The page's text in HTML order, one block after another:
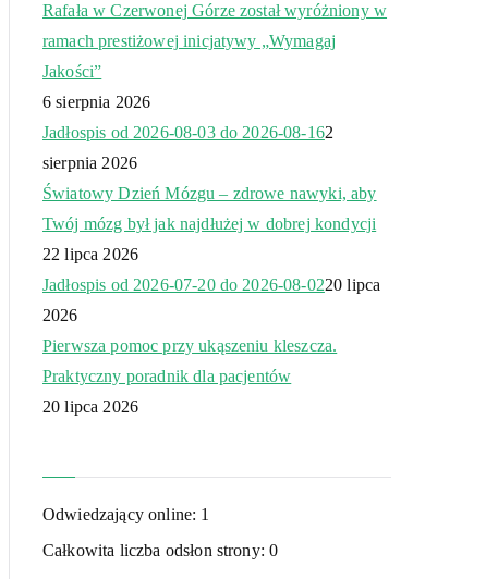
Rafała w Czerwonej Górze został wyróżniony w
ramach prestiżowej inicjatywy „Wymagaj
Jakości”
6 sierpnia 2026
Jadłospis od 2026-08-03 do 2026-08-162
sierpnia 2026
Światowy Dzień Mózgu – zdrowe nawyki, aby
Twój mózg był jak najdłużej w dobrej kondycji
22 lipca 2026
Jadłospis od 2026-07-20 do 2026-08-0220 lipca
2026
Pierwsza pomoc przy ukąszeniu kleszcza.
Praktyczny poradnik dla pacjentów
20 lipca 2026
Odwiedzający online: 1
Całkowita liczba odsłon strony:0